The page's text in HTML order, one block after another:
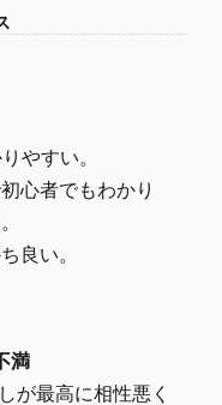
やすい。
心者でもわかり
良い。
満
が最高に相性悪く